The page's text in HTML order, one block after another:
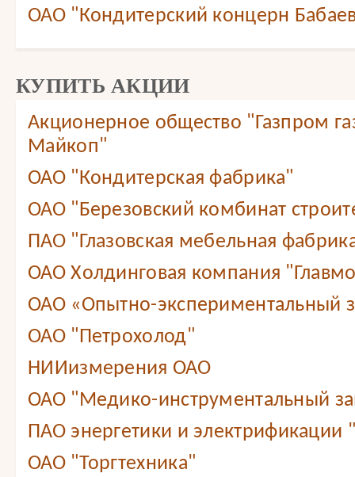
ОАО "Кондитерский концерн
КУПИТЬ АКЦИИ
Акционерное общество "Газпром
Майкоп"
ОАО "Кондитерская фабрика"
ОАО "Березовский комбинат
ПАО "Глазовская мебельная
ОАО Холдинговая компания
ОАО «Опытно-экспериментальный
ОАО "Петрохолод"
НИИизмерения ОАО
ОАО "Медико-инструментальный
ПАО энергетики и электрификации
ОАО "Торгтехника"